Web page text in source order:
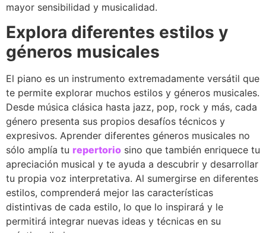
mayor sensibilidad y musicalidad.
Explora diferentes estilos y
géneros musicales
El piano es un instrumento extremadamente versátil que
te permite explorar muchos estilos y géneros musicales.
Desde música clásica hasta jazz, pop, rock y más, cada
género presenta sus propios desafíos técnicos y
expresivos. Aprender diferentes géneros musicales no
sólo amplía tu repertorio sino que también enriquece tu
apreciación musical y te ayuda a descubrir y desarrollar
tu propia voz interpretativa. Al sumergirse en diferentes
estilos, comprenderá mejor las características
distintivas de cada estilo, lo que lo inspirará y le
permitirá integrar nuevas ideas y técnicas en su